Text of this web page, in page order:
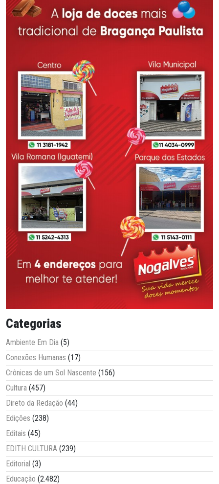
Categorias
Ambiente Em Dia (5)
Conexões Humanas (17)
Crônicas de um Sol Nascente (156)
Cultura (457)
Direto da Redação (44)
Edições (238)
Editais (45)
EDITH CULTURA (239)
Editorial (3)
Educação (2.482)